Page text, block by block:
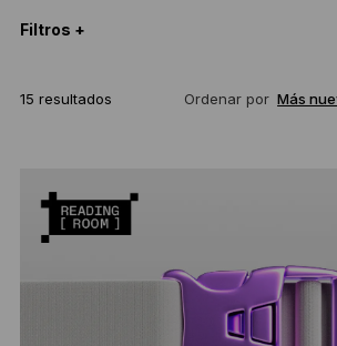
Filtros +
15 resultados Ordenar por